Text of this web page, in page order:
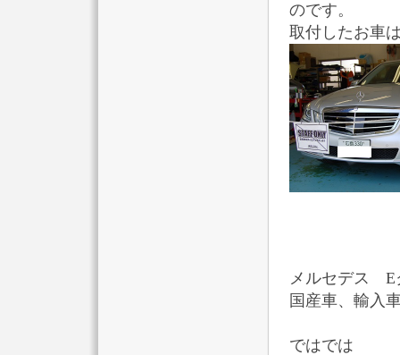
のです。
取付したお車
メルセデス E
国産車、輸入
ではでは